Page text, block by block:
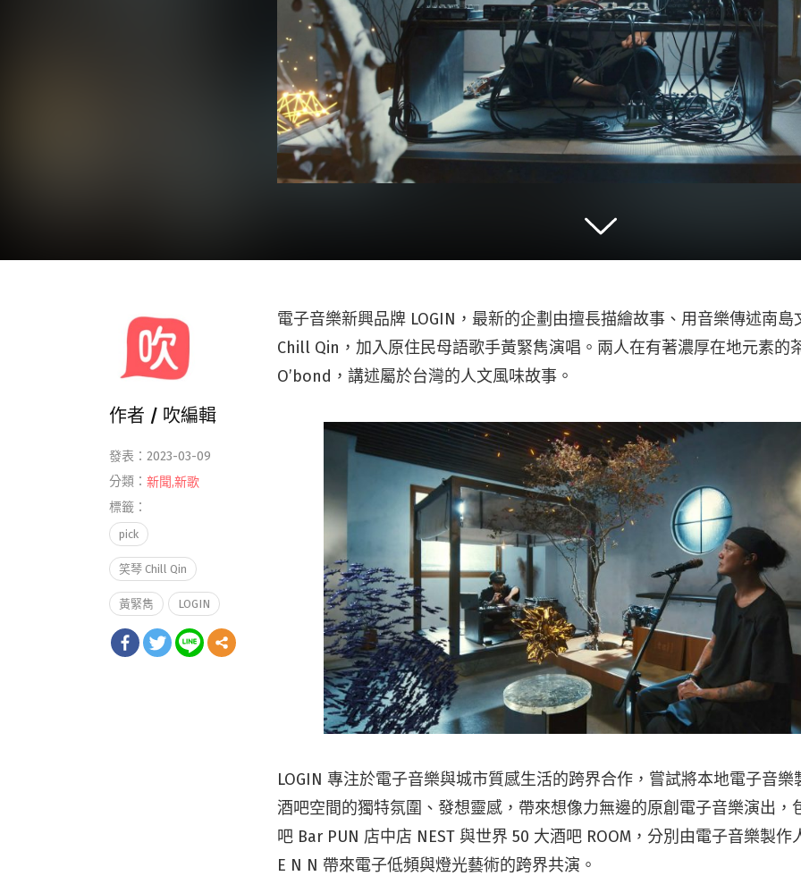
電子音樂新興品牌 LOGIN，最新的企劃由擅長描繪故事、用音樂傳述南島
Chill Qin，加入原住民母語歌手黃緊雋演唱。兩人在有著濃厚在地元素的
O’bond，講述屬於台灣的人文風味故事。
LOGIN 專注於電子音樂與城市質感生活的跨界合作，嘗試將本地電子音
酒吧空間的獨特氛圍、發想靈感，帶來想像力無邊的原創電子音樂演出，
吧 Bar PUN 店中店 NEST 與世界 50 大酒吧 ROOM，分別由電子音樂製
E N N 帶來電子低頻與燈光藝術的跨界共演。
作者 / 吹編輯
發表：2023-03-09
分類： 新聞,新歌
標籤：
pick
笑琴 Chill Qin
黃緊雋 LOGIN